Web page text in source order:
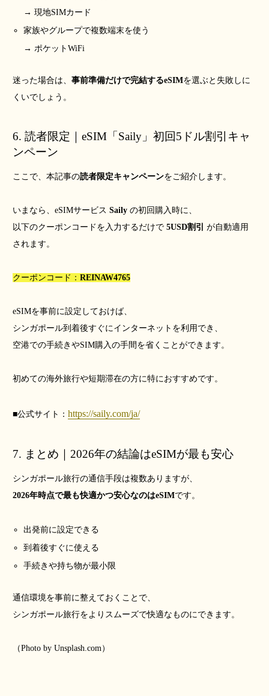
→ 現地SIMカード
家族やグループで複数端末を使う
→ ポケットWiFi
迷った場合は、 事前準備だけで完結するeSIMを選ぶと失敗しに
くいでしょう。
6. 読者限定｜eSIM「Saily」初回5ドル割引キャ
ンペーン
ここで、本記事の読者限定キャンペーンをご紹介します。
いまなら、eSIMサービス Sailyの初回購入時に、
以下のクーポンコードを入力するだけで 5USD割引
が自動適用
されます。
クーポンコード： REINAW4765
eSIMを事前に設定しておけば、
シンガポール到着後すぐにインターネットを利用でき、
空港での手続きやSIM購入の手間を省くことができます。
初めての海外旅行や短期滞在の方に特におすすめです。
■公式サイト： https://saily.com/ja/
7. まとめ｜2026年の結論はeSIMが最も安心
シンガポール旅行の通信手段は複数ありますが、
2026年時点で最も快適かつ安心なのはeSIMです。
出発前に設定できる
到着後すぐに使える
手続きや持ち物が最小限
通信環境を事前に整えておくことで、
シンガポール旅行をよりスムーズで快適なものにできます。
（Photo by Unsplash.com）